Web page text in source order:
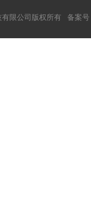
有限公司版权所有 备案号